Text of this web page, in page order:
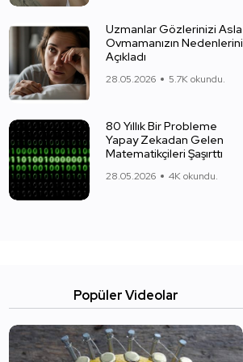
Uzmanlar Gözlerinizi Asla
Ovmamanızın Nedenlerini
Açıkladı
28.05.2026 5.7K okundu.
80 Yıllık Bir Probleme
Yapay Zekadan Gelen
Matematikçileri Şaşırttı
28.05.2026 4K okundu.
Popüler Videolar